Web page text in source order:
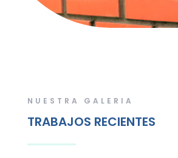
NUESTRA GALERIA
TRABAJOS RECIENTES